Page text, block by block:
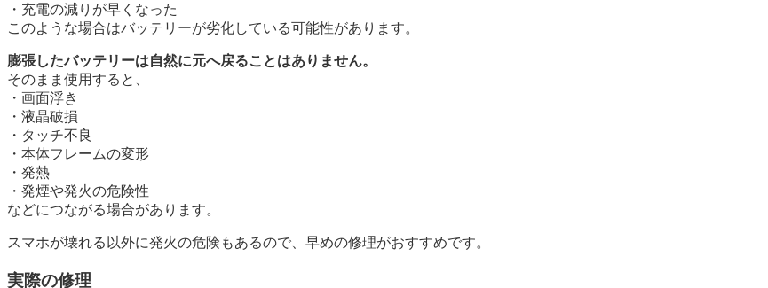
・充電の減りが早くなった
このような場合はバッテリーが劣化している可能性があります。
膨張したバッテリーは自然に元へ戻ることはありません。
そのまま使用すると、
・画面浮き
・液晶破損
・タッチ不良
・本体フレームの変形
・発熱
・発煙や発火の危険性
などにつながる場合があります。
スマホが壊れる以外に発火の危険もあるので、早めの修理がおすすめです。
実際の修理